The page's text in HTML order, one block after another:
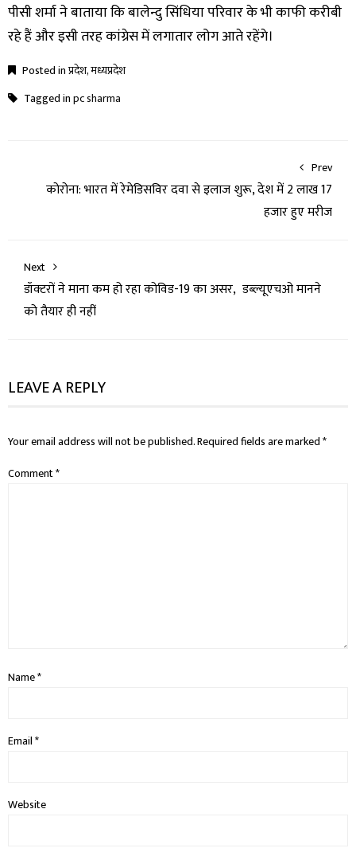
पीसी शर्मा ने बाताया कि बालेन्दु सिंधिया परिवार के भी काफी करीबी
रहे हैं और इसी तरह कांग्रेस में लगातार लोग आते रहेंगे।
Posted inप्रदेश,मध्यप्रदेश
Tagged inpc sharma
Prev
कोरोना: भारत में रेमेडिसविर दवा से इलाज शुरू, देश में 2 लाख 17
हजार हुए मरीज
Next
डॉक्टरों ने माना कम हो रहा कोविड-19 का असर, डब्ल्यूएचओ मानने
को तैयार ही नहीं
LEAVE A REPLY
Your email address will not be published.Required fields are marked*
Comment*
Name*
Email*
Website